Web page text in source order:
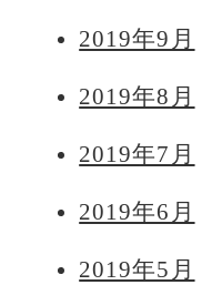
2019年9月
2019年8月
2019年7月
2019年6月
2019年5月